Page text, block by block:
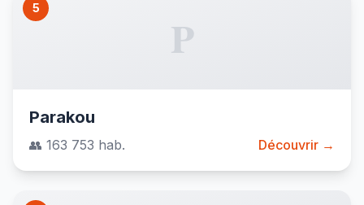
5
P
Parakou
👥 163 753 hab. Découvrir →